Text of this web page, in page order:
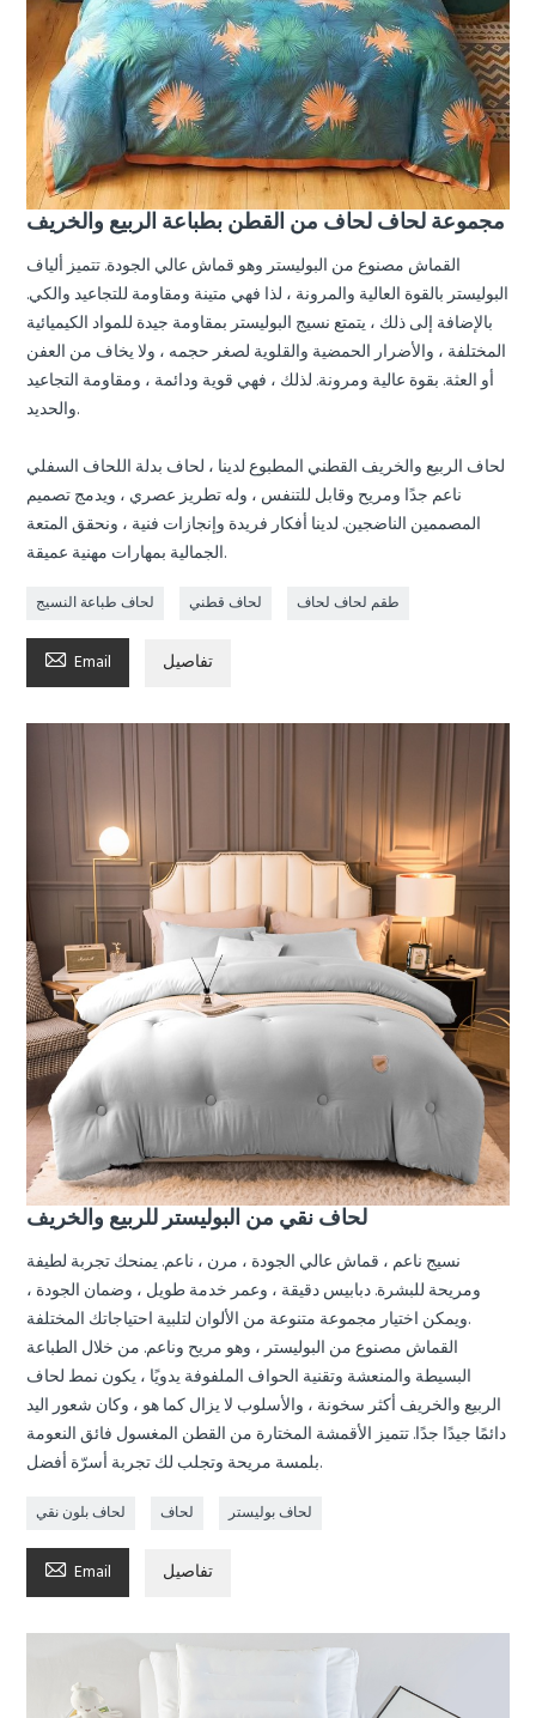
مجموعة لحاف لحاف من القطن بطباعة الربيع والخريف
القماش مصنوع من البوليستر وهو قماش عالي الجودة. تتميز ألياف
البوليستر بالقوة العالية والمرونة ، لذا فهي متينة ومقاومة للتجاعيد والكي.
بالإضافة إلى ذلك ، يتمتع نسيج البوليستر بمقاومة جيدة للمواد الكيميائية
المختلفة ، والأضرار الحمضية والقلوية لصغر حجمه ، ولا يخاف من العفن
أو العثة. بقوة عالية ومرونة. لذلك ، فهي قوية ودائمة ، ومقاومة التجاعيد
والحديد.
لحاف الربيع والخريف القطني المطبوع لدينا ، لحاف بدلة اللحاف السفلي
ناعم جدًا ومريح وقابل للتنفس ، وله تطريز عصري ، ويدمج تصميم
المصممين الناضجين. لدينا أفكار فريدة وإنجازات فنية ، ونحقق المتعة
الجمالية بمهارات مهنية عميقة.
لحاف طباعة النسيج لحاف قطني طقم لحاف لحاف
 Email تفاصيل
لحاف نقي من البوليستر للربيع والخريف
نسيج ناعم ، قماش عالي الجودة ، مرن ، ناعم. يمنحك تجربة لطيفة
ومريحة للبشرة. دبابيس دقيقة ، وعمر خدمة طويل ، وضمان الجودة ،
ويمكن اختيار مجموعة متنوعة من الألوان لتلبية احتياجاتك المختلفة.
القماش مصنوع من البوليستر ، وهو مريح وناعم. من خلال الطباعة
البسيطة والمنعشة وتقنية الحواف الملفوفة يدويًا ، يكون نمط لحاف
الربيع والخريف أكثر سخونة ، والأسلوب لا يزال كما هو ، وكان شعور اليد
دائمًا جيدًا جدًا. تتميز الأقمشة المختارة من القطن المغسول فائق النعومة
بلمسة مريحة وتجلب لك تجربة أسرّة أفضل.
لحاف بلون نقي لحاف لحاف بوليستر
 Email تفاصيل